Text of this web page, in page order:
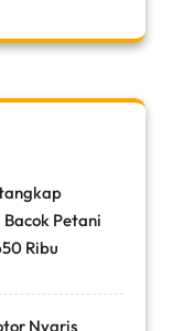
Bacok Petani
Ribu
Nyaris